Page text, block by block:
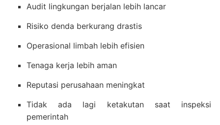
Audit lingkungan berjalan lebih lancar
Risiko denda berkurang drastis
Operasional limbah lebih efisien
Tenaga kerja lebih aman
Reputasi perusahaan meningkat
Tidak ada lagi ketakutan saat inspeksi
pemerintah